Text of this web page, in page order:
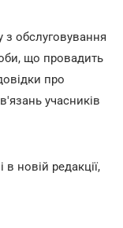
з обслуговування
що провадить
про
учасників
новій редакції,